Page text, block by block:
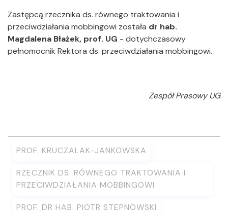
Zastępcą rzecznika ds. równego traktowania i
przeciwdziałania mobbingowi została dr hab.
Magdalena Błażek, prof. UG - dotychczasowy
pełnomocnik Rektora ds. przeciwdziałania mobbingowi.
Zespół Prasowy UG
PROF. KRUCZALAK-JANKOWSKA
RZECZNIK DS. RÓWNEGO TRAKTOWANIA I
PRZECIWDZIAŁANIA MOBBINGOWI
PROF. DR HAB. PIOTR STEPNOWSKI